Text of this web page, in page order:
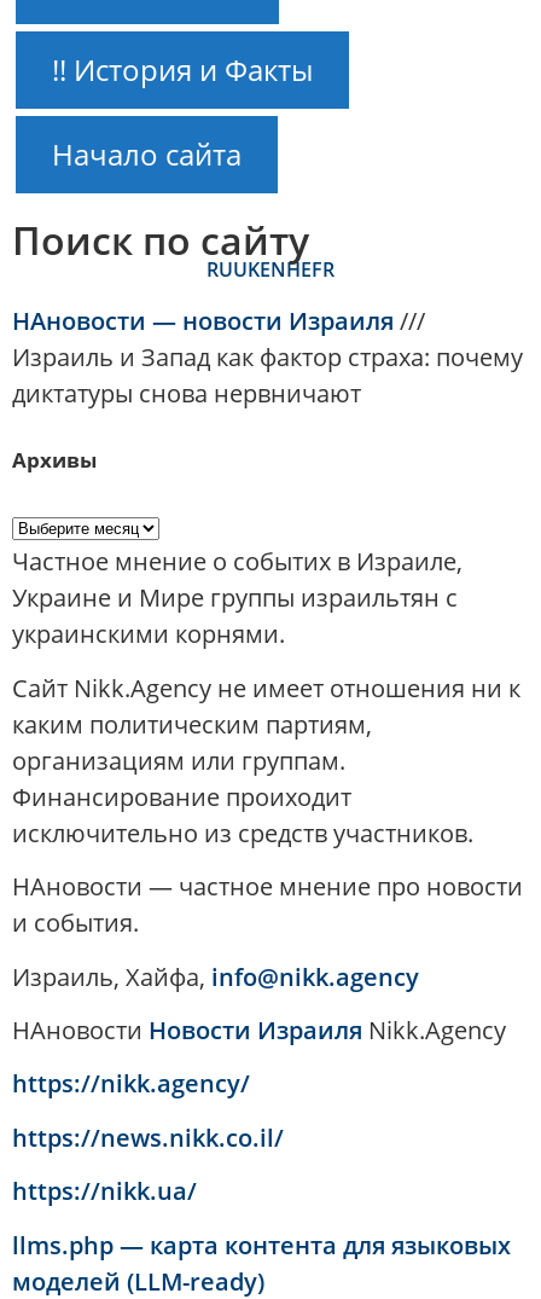
!! История и Факты
Начало сайта
Поиск по сайту
RUUKENHEFR
НАновости — новости Израиля ///
Израиль и Запад как фактор страха: почему
диктатуры снова нервничают
Архивы
Частное мнение о событих в Израиле,
Украине и Мире группы израильтян с
украинскими корнями.
Сайт Nikk.Agency не имеет отношения ни к
каким политическим партиям,
организациям или группам.
Финансирование проиходит
исключительно из средств участников.
НАновости — частное мнение про новости
и события.
Израиль, Хайфа, info@nikk.agency
НАновости Новости Израиля Nikk.Agency
https://nikk.agency/
https://news.nikk.co.il/
https://nikk.ua/
llms.php — карта контента для языковых
моделей (LLM-ready)